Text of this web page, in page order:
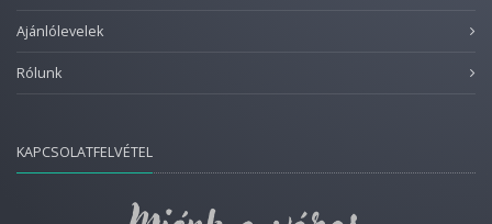
Ajánlólevelek
Rólunk
KAPCSOLATFELVÉTEL